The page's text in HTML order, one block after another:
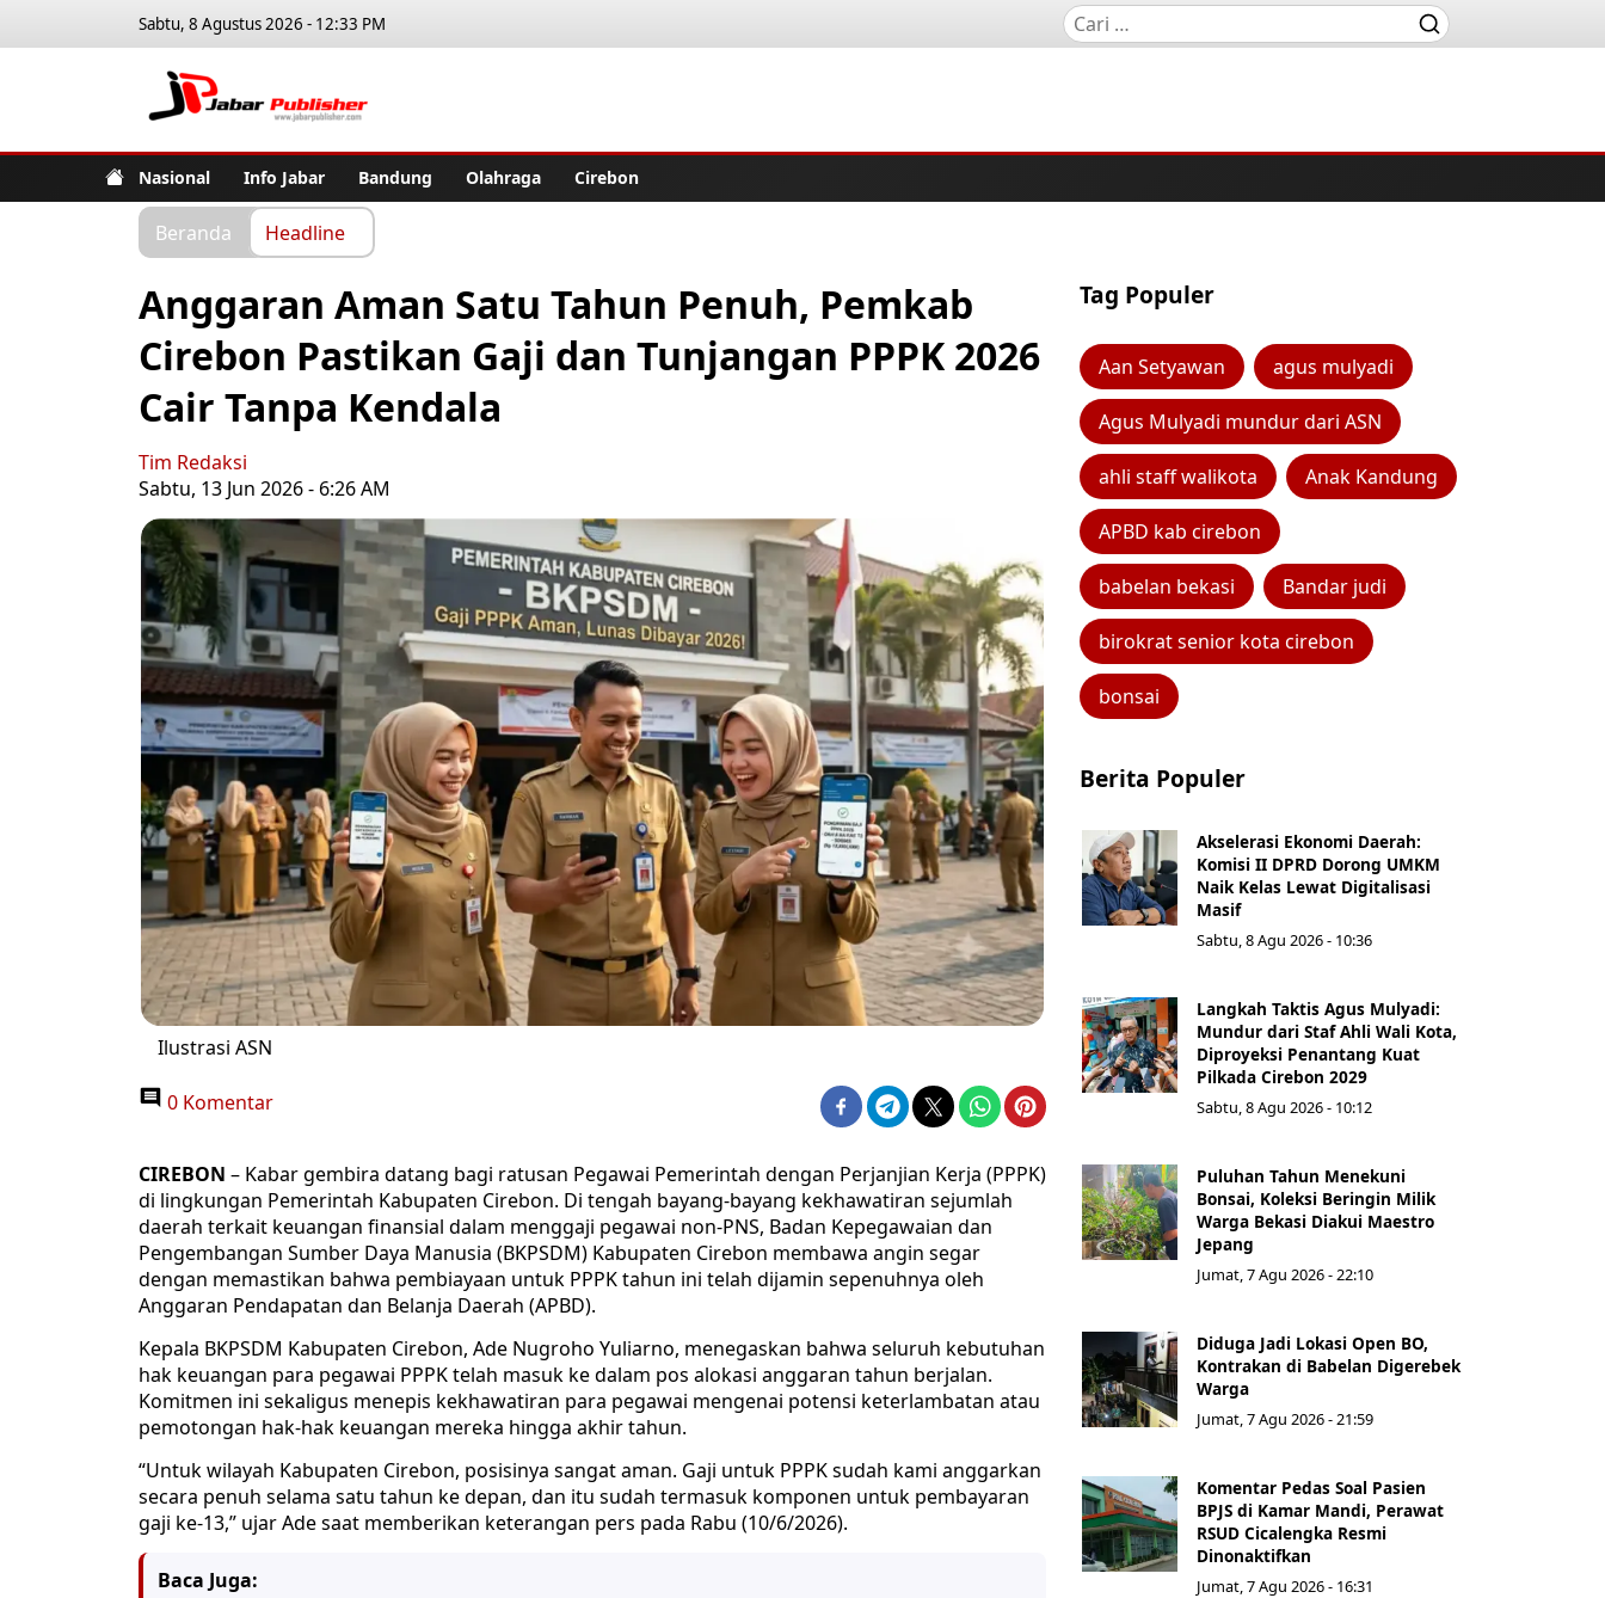
Sabtu, 8 Agustus 2026 - 12:33 PM
Nasional Info Jabar Bandung Olahraga Cirebon
Beranda Headline
Anggaran Aman Satu Tahun Penuh, Pemkab
Cirebon Pastikan Gaji dan Tunjangan PPPK 2026
Cair Tanpa Kendala
Tim Redaksi
Sabtu, 13 Jun 2026 - 6:26 AM
Ilustrasi ASN
0 Komentar
CIREBON – Kabar gembira datang bagi ratusan Pegawai Pemerintah dengan Perjanjian Kerja (PPPK)
di lingkungan Pemerintah Kabupaten Cirebon. Di tengah bayang-bayang kekhawatiran sejumlah
daerah terkait keuangan finansial dalam menggaji pegawai non-PNS, Badan Kepegawaian dan
Pengembangan Sumber Daya Manusia (BKPSDM) Kabupaten Cirebon membawa angin segar
dengan memastikan bahwa pembiayaan untuk PPPK tahun ini telah dijamin sepenuhnya oleh
Anggaran Pendapatan dan Belanja Daerah (APBD).
Kepala BKPSDM Kabupaten Cirebon, Ade Nugroho Yuliarno, menegaskan bahwa seluruh kebutuhan
hak keuangan para pegawai PPPK telah masuk ke dalam pos alokasi anggaran tahun berjalan.
Komitmen ini sekaligus menepis kekhawatiran para pegawai mengenai potensi keterlambatan atau
pemotongan hak-hak keuangan mereka hingga akhir tahun.
“Untuk wilayah Kabupaten Cirebon, posisinya sangat aman. Gaji untuk PPPK sudah kami anggarkan
secara penuh selama satu tahun ke depan, dan itu sudah termasuk komponen untuk pembayaran
gaji ke-13,” ujar Ade saat memberikan keterangan pers pada Rabu (10/6/2026).
Baca Juga:
Tag Populer
Aan Setyawan agus mulyadi
Agus Mulyadi mundur dari ASN
ahli staff walikota Anak Kandung
APBD kab cirebon
babelan bekasi Bandar judi
birokrat senior kota cirebon
bonsai
Berita Populer
Akselerasi Ekonomi Daerah:
Komisi II DPRD Dorong UMKM
Naik Kelas Lewat Digitalisasi
Masif
Sabtu, 8 Agu 2026 - 10:36
Langkah Taktis Agus Mulyadi:
Mundur dari Staf Ahli Wali Kota,
Diproyeksi Penantang Kuat
Pilkada Cirebon 2029
Sabtu, 8 Agu 2026 - 10:12
Puluhan Tahun Menekuni
Bonsai, Koleksi Beringin Milik
Warga Bekasi Diakui Maestro
Jepang
Jumat, 7 Agu 2026 - 22:10
Diduga Jadi Lokasi Open BO,
Kontrakan di Babelan Digerebek
Warga
Jumat, 7 Agu 2026 - 21:59
Komentar Pedas Soal Pasien
BPJS di Kamar Mandi, Perawat
RSUD Cicalengka Resmi
Dinonaktifkan
Jumat, 7 Agu 2026 - 16:31